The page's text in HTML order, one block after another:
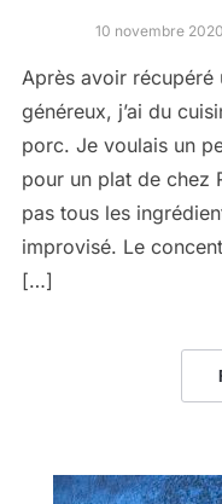
10 novembre 2020
Après avoir récupéré
généreux, j’ai du
porc. Je voulais un
pour un plat de chez
pas tous les
improvisé. Le
[…]